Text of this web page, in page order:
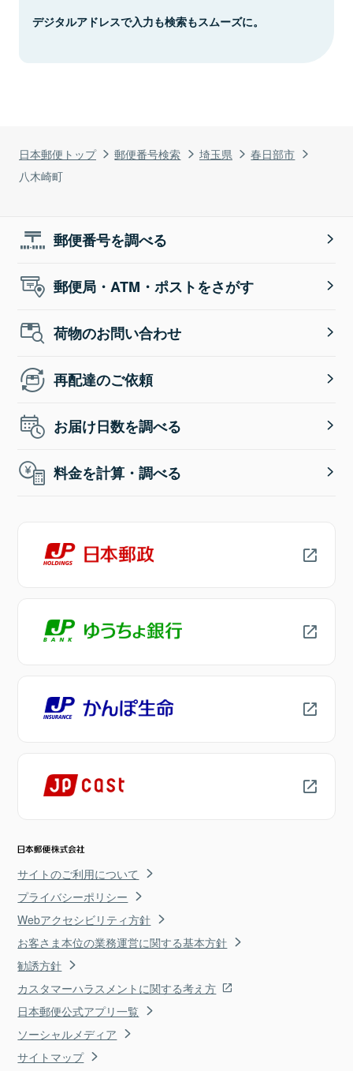
日本郵便トップ 郵便番号検索 埼玉県
春日部市
八木崎町
デジタルアドレスで入力も検索もスムーズに。
郵便番号を調べる
郵便局・ATM・ポストをさがす
荷物のお問い合わせ
再配達のご依頼
お届け日数を調べる
料金を計算・調べる
サイトのご利用について
プライバシーポリシー
Webアクセシビリティ方針
お客さま本位の業務運営に関する基本方針
勧誘方針
カスタマーハラスメントに関する考え方
日本郵便公式アプリ一覧
ソーシャルメディア
サイトマップ